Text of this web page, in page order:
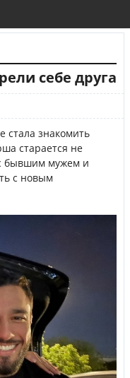
себе друга
стала знакомить
старается не
бывшим мужем и
с новым